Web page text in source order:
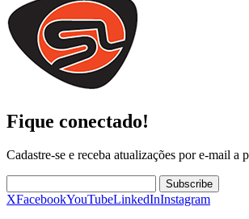
Fique conectado!
Cadastre-se e receba atualizações por e-mail a
Subscribe
XFacebookYouTubeLinkedInInstagram